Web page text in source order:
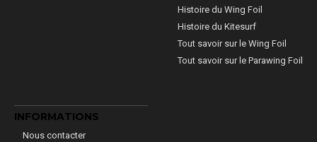
Histoire du Wing Foil
Histoire du Kitesurf
Tout savoir sur le Wing Foil
Tout savoir sur le Parawing Foil
INFORMATIONS
Nous contacter